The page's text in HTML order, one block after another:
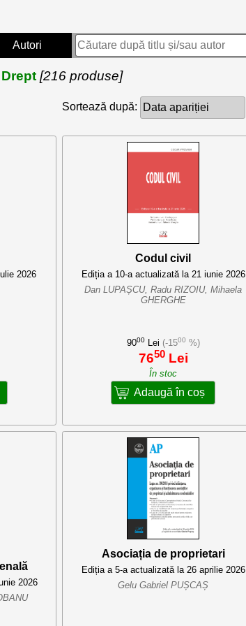
Autori
Drept [216 produse]
Sortează după:
2026
Codul civil
Ediția a 10-a actualizată la 21 iunie 2026
Dan LUPAȘCU, Radu RIZOIU, Mihaela
GHERGHE
9000Lei (-1500 %)
7650Lei
În stoc
Adaugă în coș
2026
Asociația de proprietari
Ediția a 5-a actualizată la 26 aprilie 2026
Gelu Gabriel PUȘCAȘ